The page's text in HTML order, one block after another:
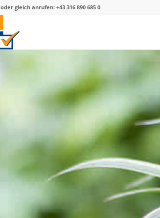
oder gleich anrufen: +43 316 890 685 0